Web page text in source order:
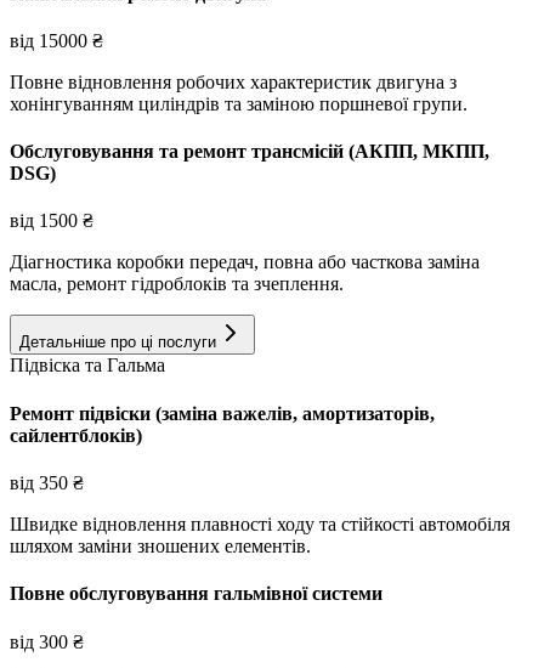
від 15000 ₴
Повне відновлення робочих характеристик двигуна з
хонінгуванням циліндрів та заміною поршневої групи.
Обслуговування та ремонт трансмісій (АКПП, МКПП,
DSG)
від 1500 ₴
Діагностика коробки передач, повна або часткова заміна
масла, ремонт гідроблоків та зчеплення.
Детальніше про ці послуги
Підвіска та Гальма
Ремонт підвіски (заміна важелів, амортизаторів,
сайлентблоків)
від 350 ₴
Швидке відновлення плавності ходу та стійкості автомобіля
шляхом заміни зношених елементів.
Повне обслуговування гальмівної системи
від 300 ₴